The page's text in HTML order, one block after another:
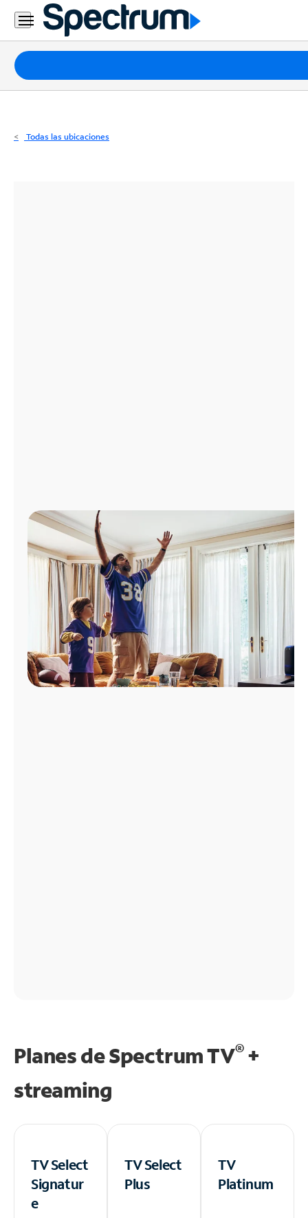
Residencial
Business
Paquetes
Internet
Todas las ubicaciones
Planes de Spectrum TV®+
streaming
TV Select
Signatur
e
TV Select
Plus
TV
Platinum